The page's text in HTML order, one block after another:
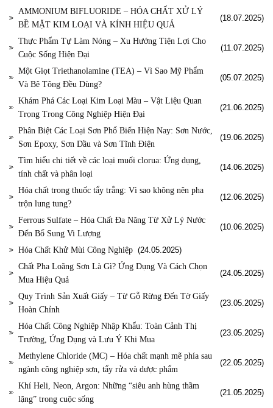
AMMONIUM BIFLUORIDE – HÓA CHẤT XỬ LÝ
BỀ MẶT KIM LOẠI VÀ KÍNH HIỆU QUẢ
(18.07.2025)
Thực Phẩm Tự Làm Nóng – Xu Hướng Tiện Lợi Cho
Cuộc Sống Hiện Đại
(11.07.2025)
Một Giọt Triethanolamine (TEA) – Vì Sao Mỹ Phẩm
Và Bê Tông Đều Dùng?
(05.07.2025)
Khám Phá Các Loại Kim Loại Màu – Vật Liệu Quan
Trọng Trong Công Nghiệp Hiện Đại
(21.06.2025)
Phân Biệt Các Loại Sơn Phổ Biến Hiện Nay: Sơn Nước,
Sơn Epoxy, Sơn Dầu và Sơn Tĩnh Điện
(19.06.2025)
Tìm hiểu chi tiết về các loại muối clorua: Ứng dụng,
tính chất và phân loại
(14.06.2025)
Hóa chất trong thuốc tẩy trắng: Vì sao không nên pha
trộn lung tung?
(12.06.2025)
Ferrous Sulfate – Hóa Chất Đa Năng Từ Xử Lý Nước
Đến Bổ Sung Vi Lượng
(10.06.2025)
Hóa Chất Khử Mùi Công Nghiệp (24.05.2025)
Chất Pha Loãng Sơn Là Gì? Ứng Dụng Và Cách Chọn
Mua Hiệu Quả
(24.05.2025)
Quy Trình Sản Xuất Giấy – Từ Gỗ Rừng Đến Tờ Giấy
Hoàn Chỉnh
(23.05.2025)
Hóa Chất Công Nghiệp Nhập Khẩu: Toàn Cảnh Thị
Trường, Ứng Dụng và Lưu Ý Khi Mua
(23.05.2025)
Methylene Chloride (MC) – Hóa chất mạnh mẽ phía sau
ngành công nghiệp sơn, tẩy rửa và dược phẩm
(22.05.2025)
Khí Heli, Neon, Argon: Những “siêu anh hùng thầm
lặng” trong cuộc sống
(21.05.2025)